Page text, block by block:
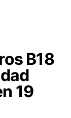
B18
19